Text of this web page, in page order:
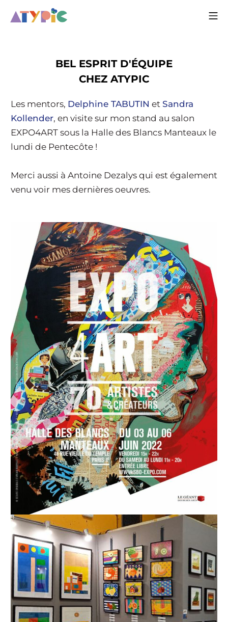
BEL ESPRIT D'ÉQUIPE
CHEZ ATYPIC
Les mentors, Delphine TABUTIN et Sandra
Kollender, en visite sur mon stand au salon
EXPO4ART sous la Halle des Blancs Manteaux le
lundi de Pentecôte !
Merci aussi à Antoine Dezalys qui est également
venu voir mes dernières oeuvres.